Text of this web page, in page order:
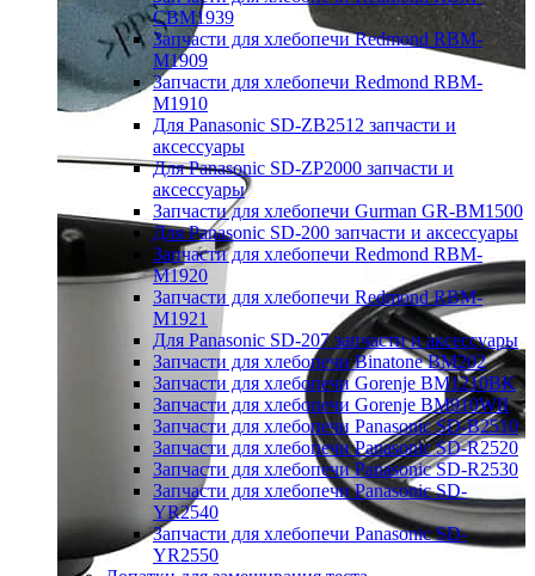
CBM1939
Запчасти для хлебопечи Redmond RBM-
M1909
Запчасти для хлебопечи Redmond RBM-
M1910
Для Panasonic SD-ZB2512 запчасти и
аксессуары
Для Panasonic SD-ZP2000 запчасти и
аксессуары
Запчасти для хлебопечи Gurman GR-BM1500
Для Panasonic SD-200 запчасти и аксессуары
Запчасти для хлебопечи Redmond RBM-
M1920
Запчасти для хлебопечи Redmond RBM-
M1921
Для Panasonic SD-207 запчасти и аксессуары
Запчасти для хлебопечи Binatone BM202
Запчасти для хлебопечи Gorenje BM1210BK
Запчасти для хлебопечи Gorenje BM910WII
Запчасти для хлебопечи Panasonic SD-B2510
Запчасти для хлебопечи Panasonic SD-R2520
Запчасти для хлебопечи Panasonic SD-R2530
Запчасти для хлебопечи Panasonic SD-
YR2540
Запчасти для хлебопечи Panasonic SD-
YR2550